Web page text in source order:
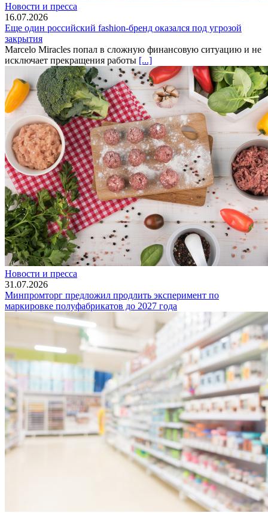
Новости и пресса
16.07.2026
Еще один российский fashion-бренд оказался под угрозой
закрытия
Marcelo Miracles попал в сложную финансовую ситуацию и не
исключает прекращения работы [...]
Новости и пресса
31.07.2026
Минпромторг предложил продлить эксперимент по
маркировке полуфабрикатов до 2027 года